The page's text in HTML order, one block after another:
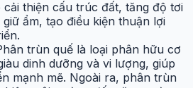
thiện cấu trúc đất, tăng độ tơi
ẩm, tạo điều kiện thuận lợi
trùn quế là loại phân hữu cơ
dinh dưỡng và vi lượng, giúp
mạnh mẽ. Ngoài ra, phân trùn